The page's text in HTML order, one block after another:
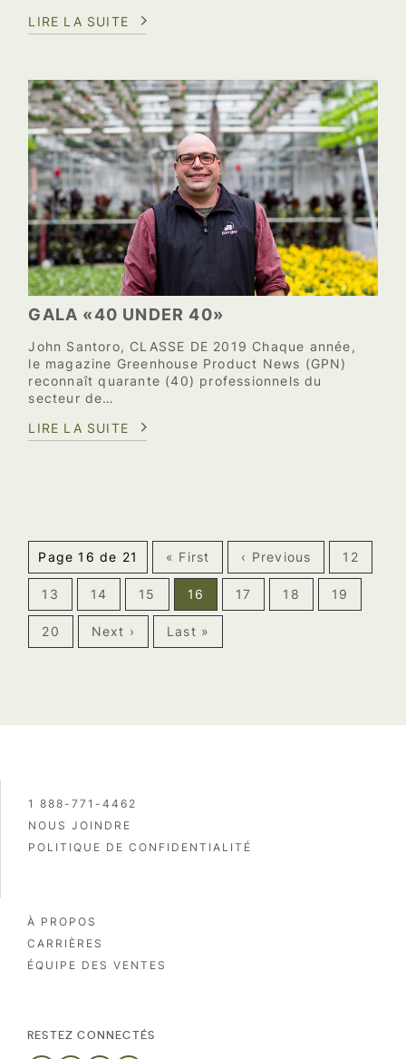
LIRE LA SUITE
GALA «40 UNDER 40»
John Santoro, CLASSE DE 2019 Chaque année,
le magazine Greenhouse Product News (GPN)
reconnaît quarante (40) professionnels du
secteur de…
LIRE LA SUITE
Page 16 de 21 « First ‹ Previous 12
13 14 15 16 17 18 19
20 Next › Last »
1 888-771-4462
NOUS JOINDRE
POLITIQUE DE CONFIDENTIALITÉ
À PROPOS
CARRIÈRES
ÉQUIPE DES VENTES
RESTEZ CONNECTÉS